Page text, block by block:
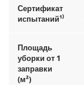
Сертификат
испытаний¹⁾
Площадь
уборки от 1
заправки
(м²)